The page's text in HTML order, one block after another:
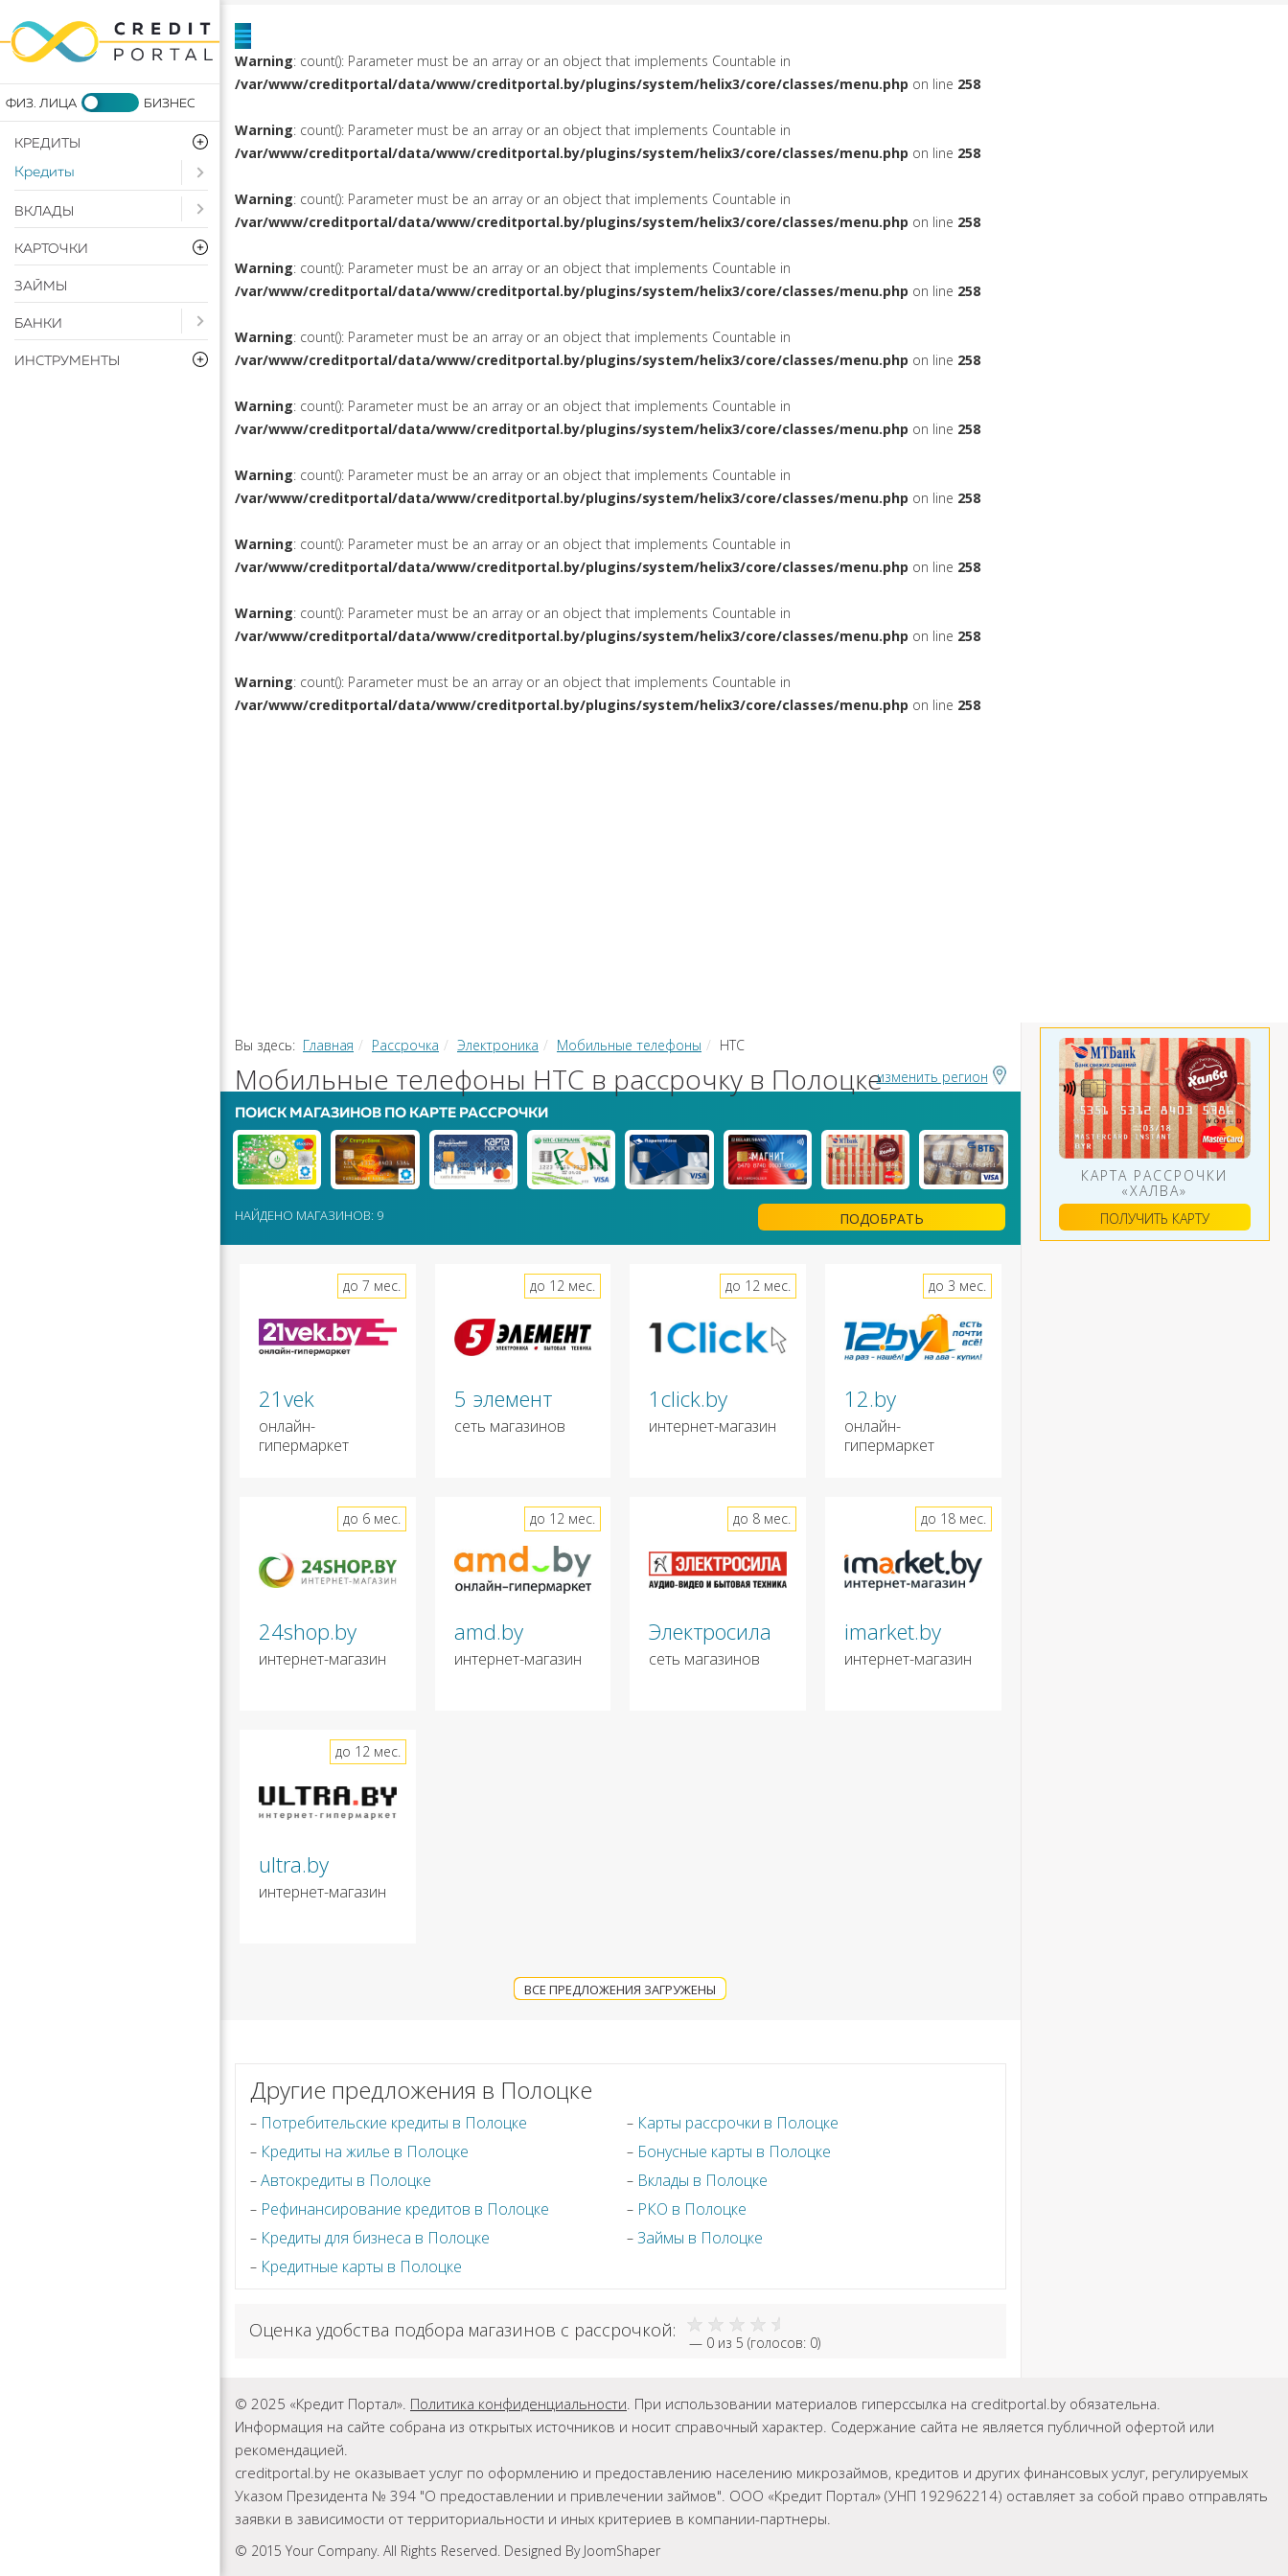
КРЕДИТЫ
Open submenu ( Кредиты)
Кредиты
Open submenu ( Вклады)
ВКЛАДЫ
КАРТОЧКИ
ЗАЙМЫ
Open submenu ( Банки)
БАНКИ
ИНСТРУМЕНТЫ
Warning: count(): Parameter must be an array or an object that implements Countable in
/var/www/creditportal/data/www/creditportal.by/plugins/system/helix3/core/classes/menu.php on line 258
Warning: count(): Parameter must be an array or an object that implements Countable in
/var/www/creditportal/data/www/creditportal.by/plugins/system/helix3/core/classes/menu.php on line 258
Warning: count(): Parameter must be an array or an object that implements Countable in
/var/www/creditportal/data/www/creditportal.by/plugins/system/helix3/core/classes/menu.php on line 258
Warning: count(): Parameter must be an array or an object that implements Countable in
/var/www/creditportal/data/www/creditportal.by/plugins/system/helix3/core/classes/menu.php on line 258
Warning: count(): Parameter must be an array or an object that implements Countable in
/var/www/creditportal/data/www/creditportal.by/plugins/system/helix3/core/classes/menu.php on line 258
Warning: count(): Parameter must be an array or an object that implements Countable in
/var/www/creditportal/data/www/creditportal.by/plugins/system/helix3/core/classes/menu.php on line 258
Warning: count(): Parameter must be an array or an object that implements Countable in
/var/www/creditportal/data/www/creditportal.by/plugins/system/helix3/core/classes/menu.php on line 258
Warning: count(): Parameter must be an array or an object that implements Countable in
/var/www/creditportal/data/www/creditportal.by/plugins/system/helix3/core/classes/menu.php on line 258
Warning: count(): Parameter must be an array or an object that implements Countable in
/var/www/creditportal/data/www/creditportal.by/plugins/system/helix3/core/classes/menu.php on line 258
Warning: count(): Parameter must be an array or an object that implements Countable in
/var/www/creditportal/data/www/creditportal.by/plugins/system/helix3/core/classes/menu.php on line 258
Вы здесь: Главная Рассрочка Электроника Мобильные телефоны HTC
Мобильные телефоны HTC в рассрочку в Полоцкеизменить регион
ПОИСК МАГАЗИНОВ ПО КАРТЕ РАССРОЧКИ
НАЙДЕНО МАГАЗИНОВ: 9 ПОДОБРАТЬ
21vek
онлайн-
гипермаркет
до 7 мес.
5 элемент
сеть магазинов
до 12 мес.
1click.by
интернет-магазин
до 12 мес.
12.by
онлайн-
гипермаркет
до 3 мес.
24shop.by
интернет-магазин
до 6 мес.
amd.by
интернет-магазин
до 12 мес.
Электросила
сеть магазинов
до 8 мес.
imarket.by
интернет-магазин
до 18 мес.
ultra.by
интернет-магазин
до 12 мес.
ВСЕ ПРЕДЛОЖЕНИЯ ЗАГРУЖЕНЫ
Другие предложения в Полоцке
Потребительские кредиты в Полоцке
Кредиты на жилье в Полоцке
Автокредиты в Полоцке
Рефинансирование кредитов в Полоцке
Кредиты для бизнеса в Полоцке
Кредитные карты в Полоцке
Карты рассрочки в Полоцке
Бонусные карты в Полоцке
Вклады в Полоцке
РКО в Полоцке
Займы в Полоцке
Оценка удобства подбора магазинов с рассрочкой:
— 0 из 5 (голосов: 0)
КАРТА РАССРОЧКИ
«ХАЛВА»
ПОЛУЧИТЬ КАРТУ
© 2025 «Кредит Портал». Политика конфиденциальности. При использовании материалов гиперссылка на creditportal.by обязательна.
Информация на сайте собрана из открытых источников и носит справочный характер. Содержание сайта не является публичной офертой или
рекомендацией.
creditportal.by не оказывает услуг по оформлению и предоставлению населению микрозаймов, кредитов и других финансовых услуг, регулируемых
Указом Президента № 394 "О предоставлении и привлечении займов". ООО «Кредит Портал» (УНП 192962214) оставляет за собой право отправлять
заявки в зависимости от территориальности и иных критериев в компании-партнеры.
© 2015 Your Company. All Rights Reserved. Designed By JoomShaper